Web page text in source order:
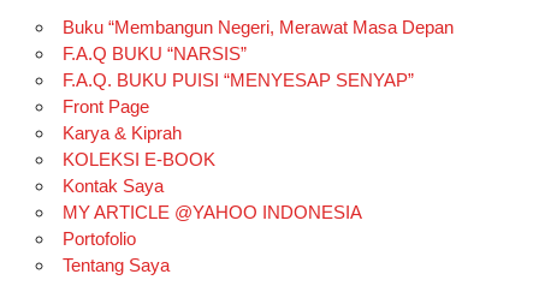
Buku “Membangun Negeri, Merawat Masa Depan
F.A.Q BUKU “NARSIS”
F.A.Q. BUKU PUISI “MENYESAP SENYAP”
Front Page
Karya & Kiprah
KOLEKSI E-BOOK
Kontak Saya
MY ARTICLE @YAHOO INDONESIA
Portofolio
Tentang Saya